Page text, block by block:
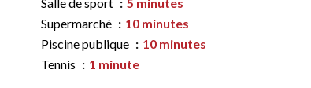
Supermarché
10 minutes
Piscine publique
10 minutes
Tennis
1 minute